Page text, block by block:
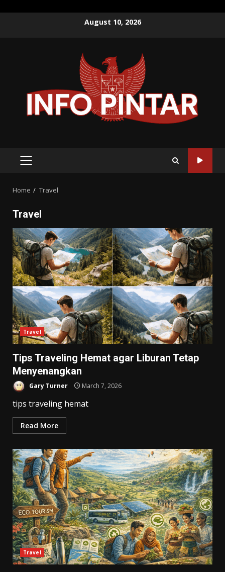
August 10, 2026
PRIMARY
Home Travel
Travel
Travel
Tips Traveling Hemat agar Liburan Tetap
Menyenangkan
Gary Turner March 7, 2026
tips traveling hemat
Read More
Travel